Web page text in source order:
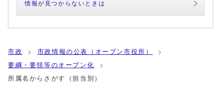
情報が見つからないときは
市政
市政情報の公表（オープン市役所）
要綱・要領等のオープン化
所属名からさがす（担当別）